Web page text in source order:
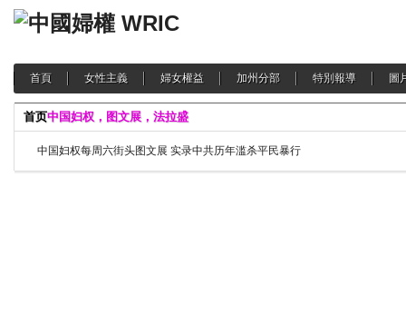
首頁 女性主義 婦女權益 加州分部 特別報導 圖
首页中国妇权，图文展，法拉盛
中国妇权每周六街头图文展 实录中共历年滥杀平民暴行